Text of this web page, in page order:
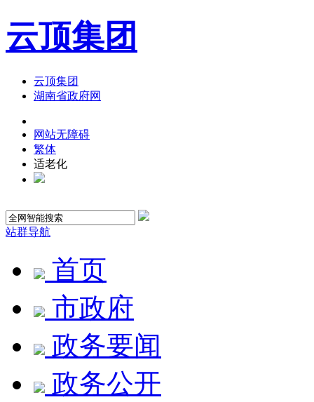
云顶集团
云顶集团
湖南省政府网
网站无障碍
繁体
适老化
站群导航
首页
市政府
政务要闻
政务公开